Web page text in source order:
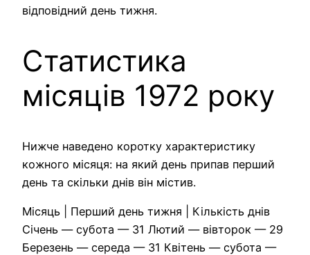
відповідний день тижня.
Статистика
місяців 1972 року
Нижче наведено коротку характеристику
кожного місяця: на який день припав перший
день та скільки днів він містив.
Місяць | Перший день тижня | Кількість днів
Січень — субота — 31 Лютий — вівторок — 29
Березень — середа — 31 Квітень — субота —